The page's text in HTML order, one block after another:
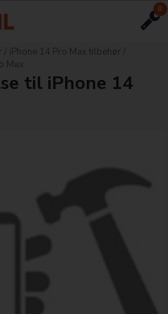
0
iPhone 14 Pro Max tilbehør
Max
til iPhone 14